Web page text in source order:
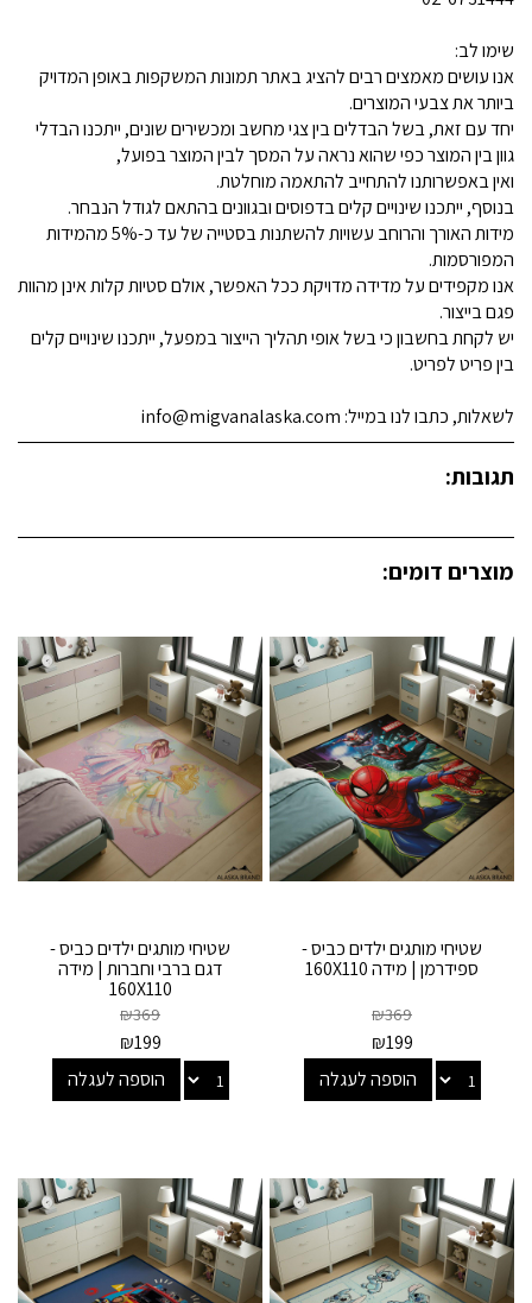
שימו לב:
אנו עושים מאמצים רבים להציג באתר תמונות המשקפות באופן המדויק
ביותר את צבעי המוצרים.
יחד עם זאת, בשל הבדלים בין צגי מחשב ומכשירים שונים, ייתכנו הבדלי
גוון בין המוצר כפי שהוא נראה על המסך לבין המוצר בפועל,
ואין באפשרותנו להתחייב להתאמה מוחלטת.
בנוסף, ייתכנו שינויים קלים בדפוסים ובגוונים בהתאם לגודל הנבחר.
מידות האורך והרוחב עשויות להשתנות בסטייה של עד כ-5% מהמידות
המפורסמות.
אנו מקפידים על מדידה מדויקת ככל האפשר, אולם סטיות קלות אינן מהוות
פגם בייצור.
יש לקחת בחשבון כי בשל אופי תהליך הייצור במפעל, ייתכנו שינויים קלים
בין פריט לפריט.
לשאלות, כתבו לנו במייל: info@migvanalaska.com
תגובות:
מוצרים דומים:
שטיחי מותגים ילדים כביס -
ספידרמן | מידה 160X110
₪369
₪199
הוספה לעגלה
שטיחי מותגים ילדים כביס -
דגם ברבי וחברות | מידה
160X110
₪369
₪199
הוספה לעגלה